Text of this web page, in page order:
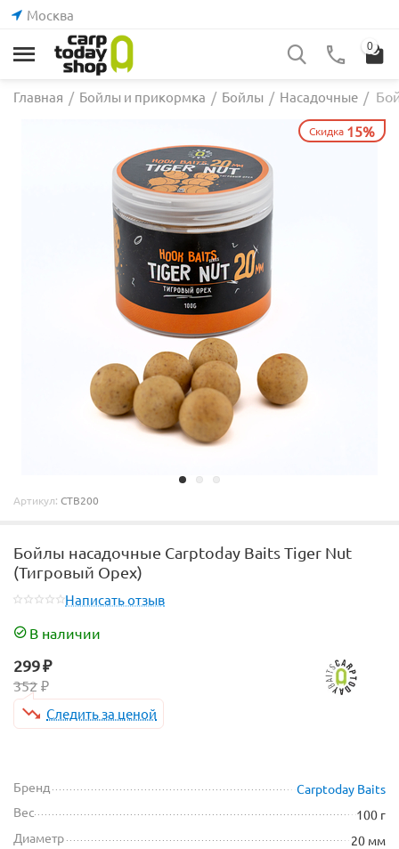
Москва
0
Главная / Бойлы и прикормка / Бойлы / Насадочные /
Скидка 15%
Артикул: CTB200
Бойлы насадочные Carptoday Baits Tiger Nut
(Тигровый Орех)
Написать отзыв
В наличии
299₽
352 ₽
Следить за ценой
Бренд
Carptoday Baits
Вес
100 г
Диаметр
20 мм